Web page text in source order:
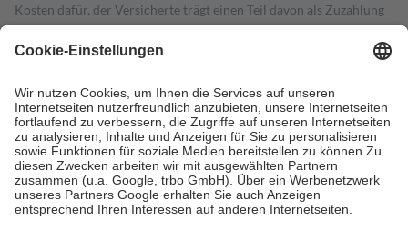
Kosten dafür, der Versicherte trägt einen Teil davon als Zuzahlung
mit.
Grundsätzlich leisten Mitglieder Zuzahlungen in Höhe von zehn
höchstens zehn Euro.
Es sind jedoch nie mehr als die tatsächlichen
Kosten der Leistung zu entrichten.
Diese Regeln gelten grundsätzlich auch für Online-Apotheken.
Bei Heilmitteln und häuslicher Krankenpflege beträgt die
Zuzahlung zehn Prozent der Kosten sowie zehn Euro je
Verordnung.
Um das Engagement der Versicherten für ihre eigene Gesundheit zu
stärken und die besondere Stellung der Familie zu unterstützen,